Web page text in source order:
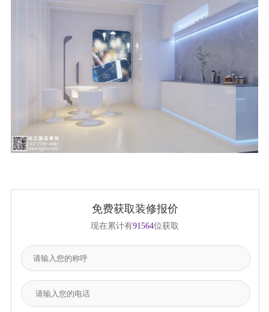
免费获取装修报价
现在累计有91564位获取